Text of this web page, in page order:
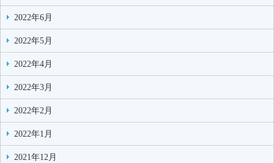
2022年6月
2022年5月
2022年4月
2022年3月
2022年2月
2022年1月
2021年12月